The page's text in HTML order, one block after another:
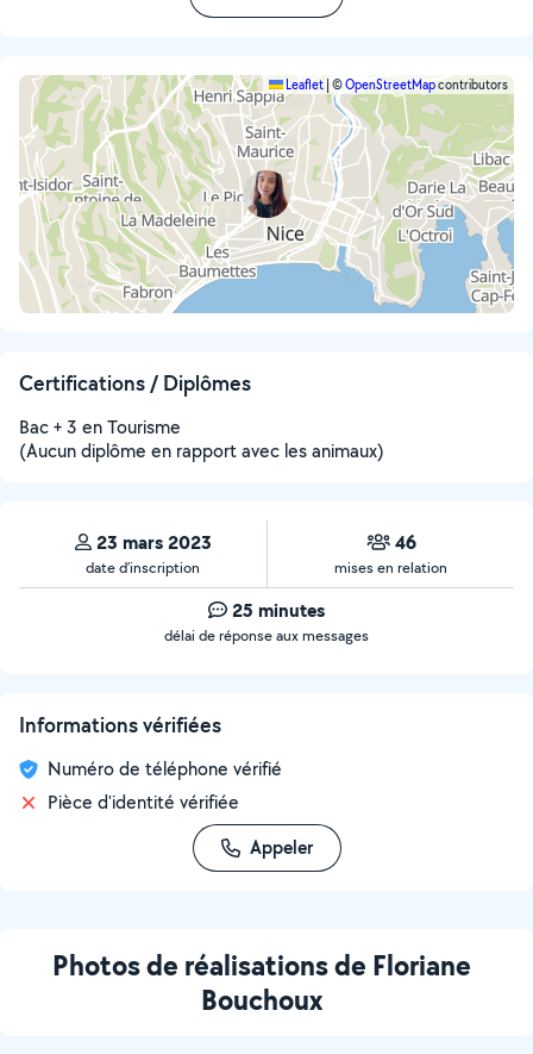
Leaflet| ©OpenStreetMapcontributors
Certifications / Diplômes
Bac + 3 en Tourisme
(Aucun diplôme en rapport avec les animaux)
23 mars 2023
date d’inscription
46
mises en relation
25 minutes
délai de réponse aux messages
Informations vérifiées
Numéro de téléphone vérifié
Pièce d'identité vérifiée
Appeler
Photos de réalisations de Floriane
Bouchoux